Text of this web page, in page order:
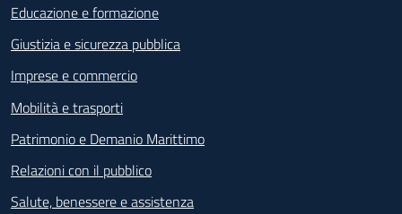
Educazione e formazione
Giustizia e sicurezza pubblica
Imprese e commercio
Mobilità e trasporti
Patrimonio e Demanio Marittimo
Relazioni con il pubblico
Salute, benessere e assistenza